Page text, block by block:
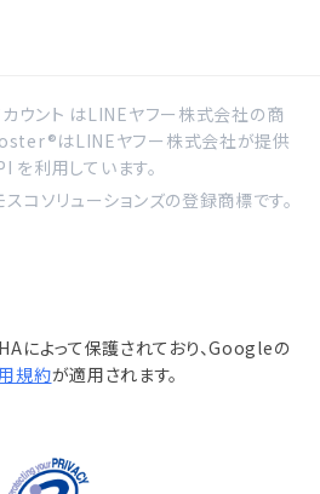
ウント はLINEヤフー株式会社の商
はLINEヤフー株式会社が提供
利用しています。
コソリューションズの登録商標です。
によって保護されており、Googleの
規約が適用されます。